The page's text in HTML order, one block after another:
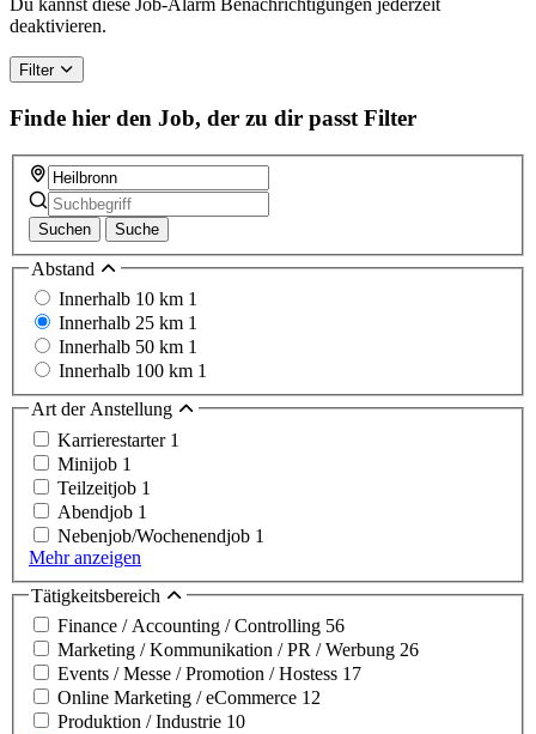
Du kannst diese Job-Alarm Benachrichtigungen jederzeit
deaktivieren.
Filter
Finde hier den Job, der zu dir passt Filter
Suchen Suche
Abstand
Innerhalb 10 km 1
Innerhalb 25 km 1
Innerhalb 50 km 1
Innerhalb 100 km 1
Art der Anstellung
Karrierestarter 1
Minijob 1
Teilzeitjob 1
Abendjob 1
Nebenjob/Wochenendjob 1
Mehr anzeigen
Tätigkeitsbereich
Finance / Accounting / Controlling 56
Marketing / Kommunikation / PR / Werbung 26
Events / Messe / Promotion / Hostess 17
Online Marketing / eCommerce 12
Produktion / Industrie 10